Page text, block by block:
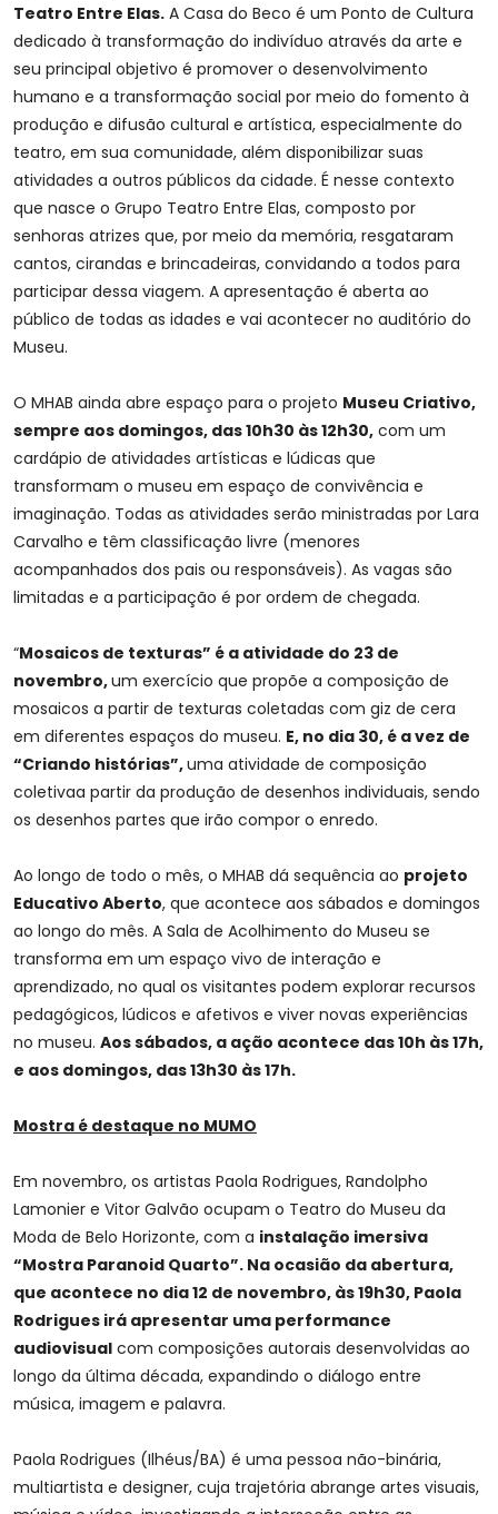
Teatro Entre Elas. A Casa do Beco é um Ponto de Cultura
dedicado à transformação do indivíduo através da arte e
seu principal objetivo é promover o desenvolvimento
humano e a transformação social por meio do fomento à
produção e difusão cultural e artística, especialmente do
teatro, em sua comunidade, além disponibilizar suas
atividades a outros públicos da cidade. É nesse contexto
que nasce o Grupo Teatro Entre Elas, composto por
senhoras atrizes que, por meio da memória, resgataram
cantos, cirandas e brincadeiras, convidando a todos para
participar dessa viagem. A apresentação é aberta ao
público de todas as idades e vai acontecer no auditório do
Museu.
O MHAB ainda abre espaço para o projeto Museu Criativo,
sempre aos domingos, das 10h30 às 12h30, com um
cardápio de atividades artísticas e lúdicas que
transformam o museu em espaço de convivência e
imaginação. Todas as atividades serão ministradas por Lara
Carvalho e têm classificação livre (menores
acompanhados dos pais ou responsáveis). As vagas são
limitadas e a participação é por ordem de chegada.
“Mosaicos de texturas” é a atividade do 23 de
novembro,um exercício que propõe a composição de
mosaicos a partir de texturas coletadas com giz de cera
em diferentes espaços do museu. E, no dia 30, é a vez de
“Criando histórias”,uma atividade de composição
coletivaa partir da produção de desenhos individuais, sendo
os desenhos partes que irão compor o enredo.
Ao longo de todo o mês, o MHAB dá sequência ao projeto
Educativo Aberto, que acontece aos sábados e domingos
ao longo do mês. A Sala de Acolhimento do Museu se
transforma em um espaço vivo de interação e
aprendizado, no qual os visitantes podem explorar recursos
pedagógicos, lúdicos e afetivos e viver novas experiências
no museu. Aos sábados, a ação acontece das 10h às 17h,
e aos domingos, das 13h30 às 17h.
Mostra é destaque no MUMO
Em novembro, os artistas Paola Rodrigues, Randolpho
Lamonier e Vitor Galvão ocupam o Teatro do Museu da
Moda de Belo Horizonte, com a instalação imersiva
“Mostra Paranoid Quarto”. Na ocasião da abertura,
que acontece no dia 12 de novembro, às 19h30, Paola
Rodrigues irá apresentar uma performance
audiovisual com composições autorais desenvolvidas ao
longo da última década, expandindo o diálogo entre
música, imagem e palavra.
Paola Rodrigues (Ilhéus/BA) é uma pessoa não-binária,
multiartista e designer, cuja trajetória abrange artes visuais,